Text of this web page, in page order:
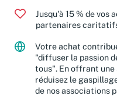
Jusqu'à 15 % de vos
partenaires
Votre achat
"diffuser la passion
tous". En offrant une
réduisez le
de nos associations